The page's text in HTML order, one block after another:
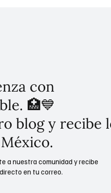
con
🏥💙
blog y recibe
a nuestra comunidad y recibe
en tu correo.